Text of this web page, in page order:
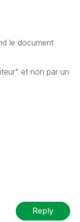
le document
et non par un
Reply